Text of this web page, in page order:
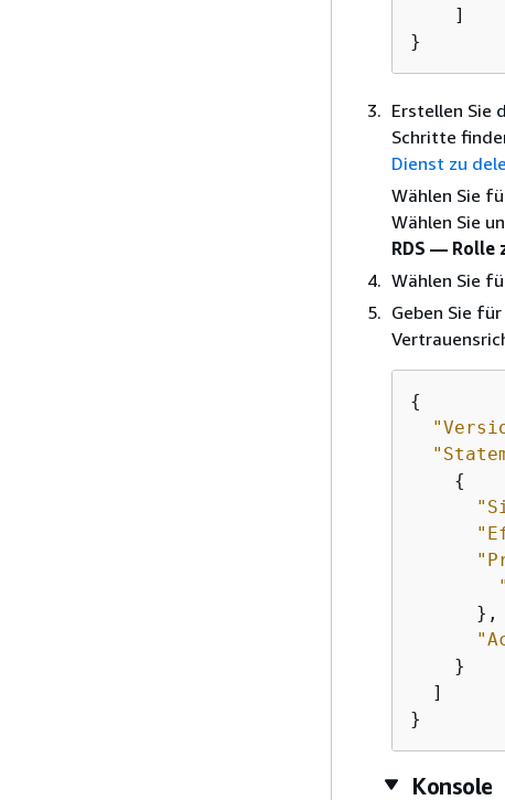
    ]
}
Erstellen Sie
Schritte
Dienst zu
Wählen Sie
Wählen Sie
RDS — Rolle
Wählen Sie
Geben Sie für
{
{
      },
    }
  ]
}
Konsole